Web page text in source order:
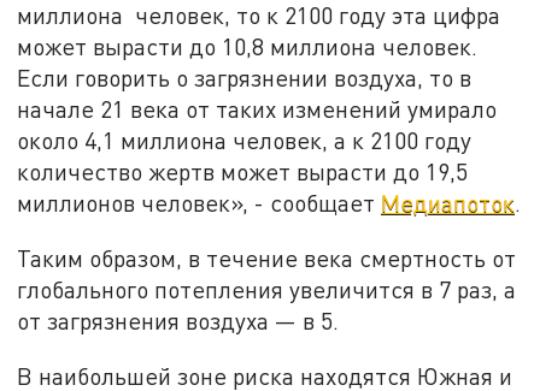
миллиона человек, то к 2100 году эта цифра
может вырасти до 10,8 миллиона человек.
Если говорить о загрязнении воздуха, то в
начале 21 века от таких изменений умирало
около 4,1 миллиона человек, а к 2100 году
количество жертв может вырасти до 19,5
миллионов человек», - сообщает Медиапоток.
Таким образом, в течение века смертность от
глобального потепления увеличится в 7 раз, а
от загрязнения воздуха — в 5.
В наибольшей зоне риска находятся Южная и